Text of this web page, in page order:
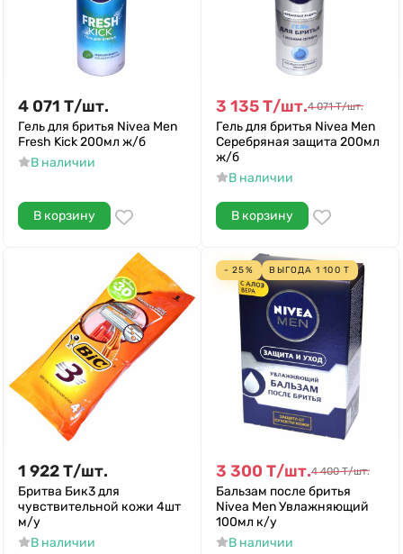
4 071 Т/шт.
Гель для бритья Nivea Men
Fresh Kick 200мл ж/б
В наличии
В корзину
3 135Т/шт.4 071 Т/шт.
Гель для бритья Nivea Men
Серебряная защита 200мл
ж/б
В наличии
В корзину
1 922Т/шт.
Бритва Бик3 для
чувствительной кожи 4шт
м/у
В наличии
- 25% ВЫГОДА 1 100 Т
3 300 Т/шт.4 400 Т/шт.
Бальзам после бритья
Nivea Men Увлажняющий
100мл к/у
В наличии